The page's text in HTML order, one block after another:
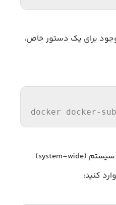
برای یک دستور خاص،
docker docker-
حالا برای دیدن اطلاعات کل سیستم (system-wide)